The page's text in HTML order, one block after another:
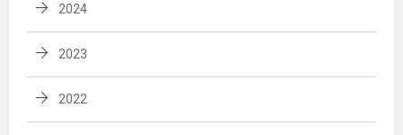
2024
2023
2022